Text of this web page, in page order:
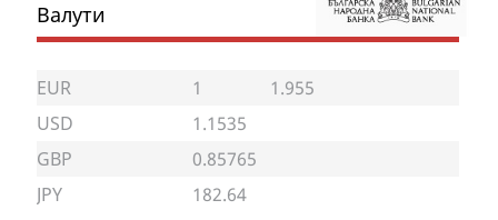
Валути
EUR 1
1.955
USD
1.1535
GBP
0.85765
JPY
182.64